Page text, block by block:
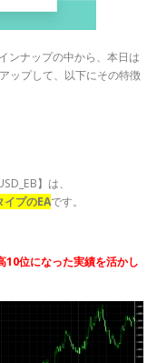
ンナップの中から、本日は
ップして、以下にその特徴
】は、
イプのEAです。
位になった実績を活かし